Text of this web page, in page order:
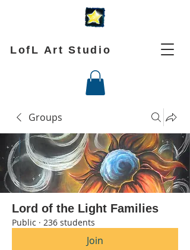
LofL Art Studio
Groups
Lord of the Light Families
Public · 236 students
Join